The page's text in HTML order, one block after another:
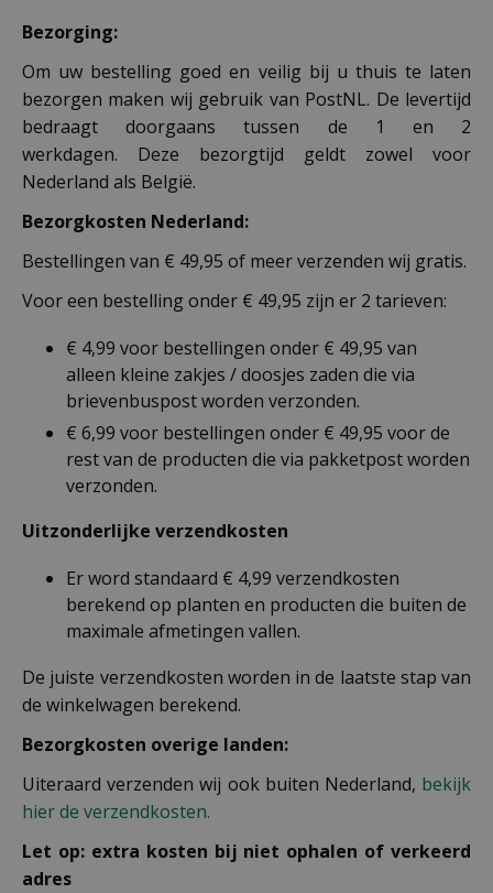
Bezorging:
Om uw bestelling goed en veilig bij u thuis te laten
bezorgen maken wij gebruik van PostNL. De levertijd
bedraagt doorgaans tussen de 1 en 2
werkdagen. Deze bezorgtijd geldt zowel voor
Nederland als België.
Bezorgkosten Nederland:
Bestellingen van € 49,95 of meer verzenden wij gratis.
Voor een bestelling onder € 49,95 zijn er 2 tarieven:
€ 4,99 voor bestellingen onder € 49,95 van
alleen kleine zakjes / doosjes zaden die via
brievenbuspost worden verzonden.
€ 6,99 voor bestellingen onder € 49,95 voor de
rest van de producten die via pakketpost worden
verzonden.
Uitzonderlijke verzendkosten
Er word standaard € 4,99 verzendkosten
berekend op planten en producten die buiten de
maximale afmetingen vallen.
De juiste verzendkosten worden in de laatste stap van
de winkelwagen berekend.
Bezorgkosten overige landen:
Uiteraard verzenden wij ook buiten Nederland, bekijk
hier de verzendkosten.
Let op: extra kosten bij niet ophalen of verkeerd
adres